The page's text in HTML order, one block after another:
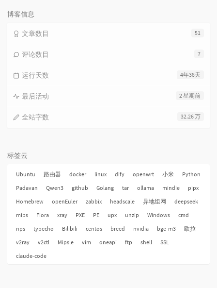
博客信息
51
文章数目
7
评论数目
4年38天
运行天数
2 星期前
最后活动
32.26 万
全站字数
标签云
Ubuntu 路由器 docker linux dify openwrt 小米
Python
Padavan
Qwen3 github Golang tar ollama mindie
pipx
Homebrew
openEuler zabbix headscale 异地组网
deepseek
mips
Fiora xray PXE PE upx unzip Windows
cmd
nps
typecho Bilibili centos breed nvidia bge-m3
欧拉
v2ray
v2ctl Mipsle vim oneapi ftp shell
SSL
claude-code